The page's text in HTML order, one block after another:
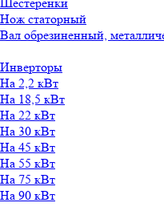
Нож статорный
Вал обрезиненный,
Инверторы
На 2,2 кВт
На 18,5 кВт
На 22 кВт
На 30 кВт
На 45 кВт
На 55 кВт
На 75 кВт
На 90 кВт